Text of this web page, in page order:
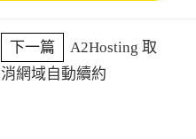
下一篇
A2Hosting 取
消網域自動續約